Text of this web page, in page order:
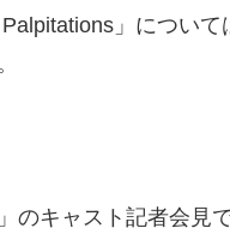
」につい
のキャスト記者会見